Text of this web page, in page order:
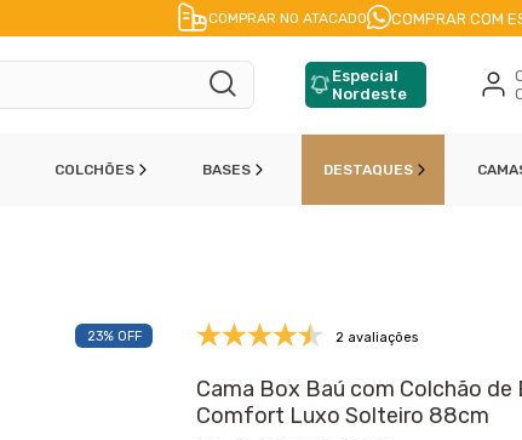
ENVIO IMEDIATO PARCELE
COMPRAR NO ATACADO COMPRAR COM
Especial
Nordeste
COLCHÕES BASES DESTAQUES
23% OFF 2 avaliações
Cama Box Baú com Colchão de
Comfort Luxo Solteiro 88cm